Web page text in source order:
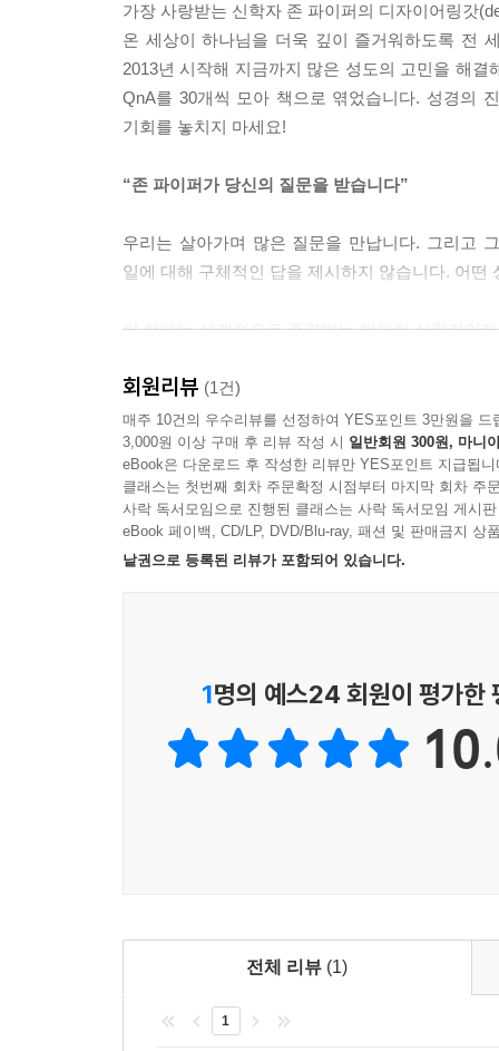
28 자녀에게 유산을 남겨야 할까요?
29 노부모님을 요양원에 모셔도 될까요?
30 손주 양육, 조부모의 역할은 무엇일까요?
나가는 글: 우리 가정을 위해 무엇을 기도해야 할까
출처
『존 파이퍼 신앙 상담소 : 가정』
PART 1 관계: 깨어진 마음의 질문에 답하다
4 신앙이 없는 가족과 어떻게 살아야 할까요?
5 회개하지 않는 가족을 어떻게 대해야 할까요?
6 이혼이 고민될 때, 어떻게 해야 할까요?
PART 2 언약: 흔들리는 사랑과 헌신의 질문에 답
7 배우자가 우상이 될 수도 있을까요?
8 가정에서 의로운 분노, 괜찮을까요?
12 결혼 후 부모와의 관계는 어디까지가 적절할까
PART 3 부르심: 소명과 삶의 질문에 답하다
PART 4 부모: 자녀 양육의 질문에 답하다
19 자녀를 망칠까 봐 두려운데 어떻게 해야 할까요?
20 자녀의 믿음은 부모에게 달려 있을까요?
가장 사랑받는 신학자 존 파이퍼의 디자이어링갓
온 세상이 하나님을 더욱 깊이 즐거워하도록 전
2013년 시작해 지금까지 많은 성도의 고민을 해
QnA를 30개씩 모아 책으로 엮었습니다. 성경의
기회를 놓치지 마세요!
“존 파이퍼가 당신의 질문을 받습니다”
우리는 살아가며 많은 질문을 만납니다. 그리고
일에 대해 구체적인 답을 제시하지 않습니다. 어
이 책에는 세계적으로 존경받는 탁월한 신학자이
격려와 힘을, 그리고 당신을 사랑하는 하나님을 발
▣ 사연 05. 비극 이후에 어떻게 일상으로 돌아갈
“목사님, 제 남편은 췌장암으로 투병한 끝에 두
계속 살아가야 합니까? 설교를 들으려 하고 성경
기도하겠지만, 싸우고 싶은 마음조차 들지 않을 때
▣ 사연 21. 제 삶을 막는 존재는 사탄인가요, 예수
▣ 사연 26. 끝없이 고된 삶, 어떻게 기쁨을 찾을 수
“저는 열 살이 안 된 장애를 가진 아이 셋을 키우
아이들을 사랑하지만, 저와 아내는 자주 지치고
회원리뷰 (1건)
매주 10건의 우수리뷰를 선정하여 YES포인트 3만원을 드
3,000원 이상 구매 후 리뷰 작성 시 일반회원 300원, 마니
eBook은 다운로드 후 작성한 리뷰만 YES포인트 지급됩니
클래스는 첫번째 회차 주문확정 시점부터 마지막 회차 주
사락 독서모임으로 진행된 클래스는 사락 독서모임 게시
eBook 페이백, CD/LP, DVD/Blu-ray, 패션 및 판매금지 상
낱권으로 등록된 리뷰가 포함되어 있습니다.
1명의 예스24 회원이 평가한
전체 리뷰 (1)
1